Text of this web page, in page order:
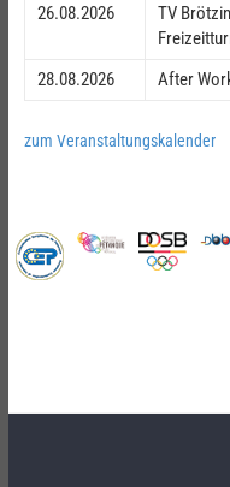
26.08.2026
TV
28.08.2026
After
zum Veranstaltungskalender